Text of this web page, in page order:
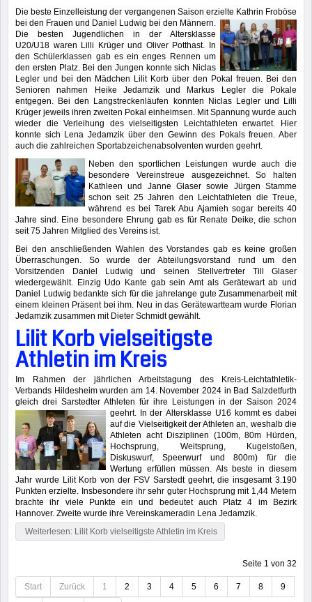
Die beste Einzelleistung der vergangenen Saison erzielte Kathrin Froböse
bei den Frauen und Daniel Ludwig bei den Männern.
Die besten Jugendlichen in der Altersklasse
U20/U18 waren Lilli Krüger und Oliver Potthast. In
den Schülerklassen gab es ein enges Rennen um
den ersten Platz. Bei den Jungen konnte sich Niclas
Legler und bei den Mädchen Lilit Korb über den Pokal freuen. Bei den
Senioren nahmen Heike Jedamzik und Markus Legler die Pokale
entgegen. Bei den Langstreckenläufen konnten Niclas Legler und Lilli
Krüger jeweils ihren zweiten Pokal einheimsen. Mit Spannung wurde auch
wieder die Verleihung des vielseitigsten Leichtathleten erwartet. Hier
konnte sich Lena Jedamzik über den Gewinn des Pokals freuen. Aber
auch die zahlreichen Sportabzeichenabsolventen wurden geehrt.
Neben den sportlichen Leistungen wurde auch die
besondere Vereinstreue ausgezeichnet. So halten
Kathleen und Janne Glaser sowie Jürgen Stamme
schon seit 25 Jahren den Leichtathleten die Treue,
während es bei Tarek Abu Ajamieh sogar bereits 40
Jahre sind. Eine besondere Ehrung gab es für Renate Deike, die schon
seit 75 Jahren Mitglied des Vereins ist.
Bei den anschließenden Wahlen des Vorstandes gab es keine großen
Überraschungen. So wurde der Abteilungsvorstand rund um den
Vorsitzenden Daniel Ludwig und seinen Stellvertreter Till Glaser
wiedergewählt. Einzig Udo Kante gab sein Amt als Gerätewart ab und
Daniel Ludwig bedankte sich für die jahrelange gute Zusammenarbeit mit
einem kleinen Präsent bei ihm. Neu in das Gerätewartteam wurde Florian
Jedamzik zusammen mit Dieter Schmidt gewählt.
Lilit Korb vielseitigste
Athletin im Kreis
Im Rahmen der jährlichen Arbeitstagung des Kreis-Leichtathletik-
Verbands Hildesheim wurden am 14. November 2024 in Bad Salzdetfurth
gleich drei Sarstedter Athleten für ihre Leistungen in der Saison 2024
geehrt. In derAltersklasse U16 kommt es dabei
auf die Vielseitigkeit der Athleten an, weshalb die
Athleten acht Disziplinen (100m, 80m Hürden,
Hochsprung, Weitsprung, Kugelstoßen,
Diskuswurf, Speerwurf und 800m) für die
Wertung erfüllen müssen. Als beste in diesem
Jahr wurde Lilit Korb von der FSV Sarstedt geehrt, die insgesamt 3.190
Punkten erzielte. Insbesondere ihr sehr guter Hochsprung mit 1,44 Metern
brachte ihr viele Punkte ein und bedeutet auch Platz 4 im Bezirk
Hannover. Zweite wurde ihre Vereinskameradin Lena Jedamzik.
Weiterlesen: Lilit Korb vielseitigste Athletin im Kreis
Seite 1 von 32
Start Zurück 1 2 3 4 5 6 7 8 9